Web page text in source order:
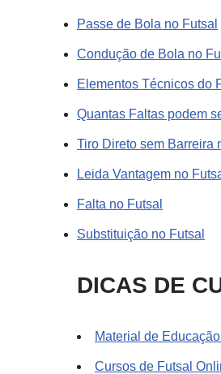
Passe de Bola no Futsal
Condução de Bola no
Elementos Técnicos do
Quantas Faltas podem
Tiro Direto sem Barreira
Leida Vantagem no
Falta no Futsal
Substituição no Futsal
DICAS DE
Material de
Cursos de Futsal